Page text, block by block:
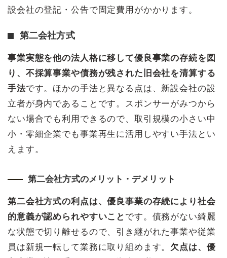
設会社の登記・公告で固定費用がかかります。
第二会社方式
事業実態を他の法人格に移して優良事業の存続を図
り、不採算事業や債務が残された旧会社を清算する
手法です。ほかの手法と異なる点は、新設会社の設
立者が身内であることです。スポンサーがみつから
ない場合でも利用できるので、取引規模の小さい中
小・零細企業でも事業再生に活用しやすい手法とい
えます。
第二会社方式のメリット・デメリット
第二会社方式の利点は、優良事業の存続により社会
的意義が認められやすいこと です。債務がない綺麗
な状態で切り離せるので、引き継がれた事業や従業
員は新規一転して業務に取り組めます。 欠点は、優